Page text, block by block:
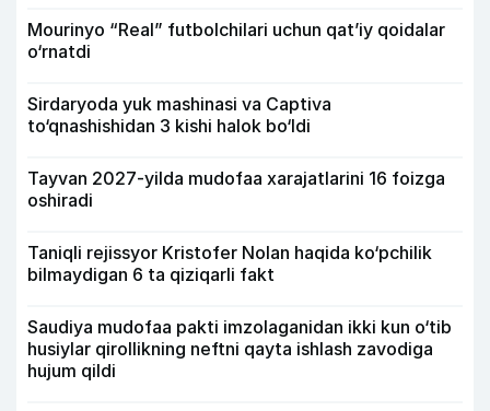
Mourinyo “Real” futbolchilari uchun qat’iy qoidalar
o‘rnatdi
Sirdaryoda yuk mashinasi va Captiva
to‘qnashishidan 3 kishi halok bo‘ldi
Tayvan 2027-yilda mudofaa xarajatlarini 16 foizga
oshiradi
Taniqli rejissyor Kristofer Nolan haqida ko‘pchilik
bilmaydigan 6 ta qiziqarli fakt
Saudiya mudofaa pakti imzolaganidan ikki kun o‘tib
husiylar qirollikning neftni qayta ishlash zavodiga
hujum qildi